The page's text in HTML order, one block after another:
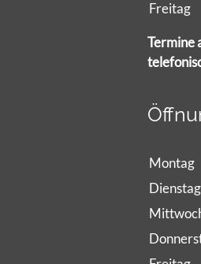
Freitag
Termine
Montag
Dienstag